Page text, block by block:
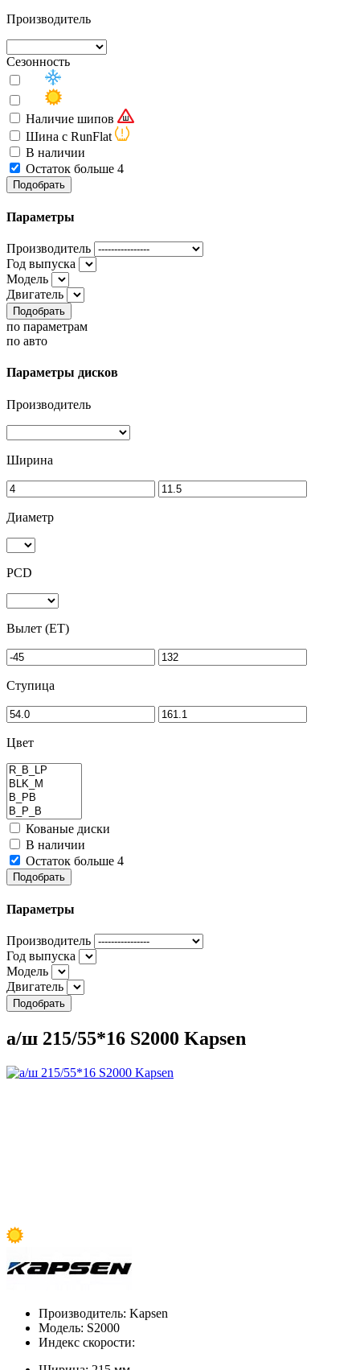
Производитель
Сезонность
Наличие шипов
Шина с RunFlat
В наличии
Остаток больше 4
Подобрать
Параметры
Производитель
Год выпуска
Модель
Двигатель
Подобрать
по параметрам
по авто
Параметры дисков
Производитель
Ширина
Диаметр
PCD
Вылет (ET)
Ступица
Цвет
Кованые диски
В наличии
Остаток больше 4
Подобрать
Параметры
Производитель
Год выпуска
Модель
Двигатель
Подобрать
а/ш 215/55*16 S2000 Kapsen
Производитель: Kapsen
Модель: S2000
Индекс скорости: